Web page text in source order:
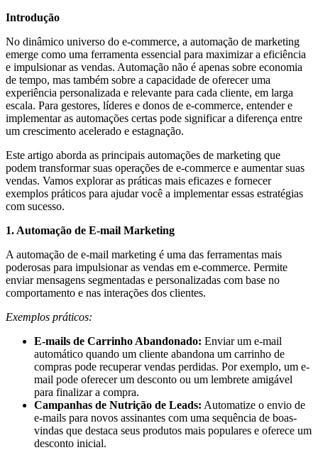
Introdução
No dinâmico universo do e-commerce, a automação de marketing
emerge como uma ferramenta essencial para maximizar a eficiência
e impulsionar as vendas. Automação não é apenas sobre economia
de tempo, mas também sobre a capacidade de oferecer uma
experiência personalizada e relevante para cada cliente, em larga
escala. Para gestores, líderes e donos de e-commerce, entender e
implementar as automações certas pode significar a diferença entre
um crescimento acelerado e estagnação.
Este artigo aborda as principais automações de marketing que
podem transformar suas operações de e-commerce e aumentar suas
vendas. Vamos explorar as práticas mais eficazes e fornecer
exemplos práticos para ajudar você a implementar essas estratégias
com sucesso.
1. Automação de E-mail Marketing
A automação de e-mail marketing é uma das ferramentas mais
poderosas para impulsionar as vendas em e-commerce. Permite
enviar mensagens segmentadas e personalizadas com base no
comportamento e nas interações dos clientes.
Exemplos práticos:
E-mails de Carrinho Abandonado: Enviar um e-mail
automático quando um cliente abandona um carrinho de
compras pode recuperar vendas perdidas. Por exemplo, um e-
mail pode oferecer um desconto ou um lembrete amigável
para finalizar a compra.
Campanhas de Nutrição de Leads: Automatize o envio de
e-mails para novos assinantes com uma sequência de boas-
vindas que destaca seus produtos mais populares e oferece um
desconto inicial.